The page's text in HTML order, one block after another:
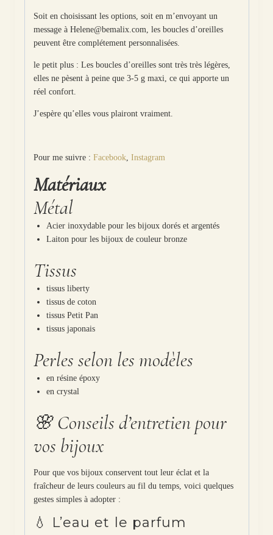
Soit en choisissant les options, soit en m’envoyant un
message à Helene@bemalix.com, les boucles d’oreilles
peuvent être complétement personnalisées.
le petit plus : Les boucles d’oreilles sont très très légères,
elles ne pèsent à peine que 3-5 g maxi, ce qui apporte un
réel confort.
J’espère qu’elles vous plairont vraiment.
Pour me suivre : Facebook, Instagram
Matériaux
Métal
Acier inoxydable pour les bijoux dorés et argentés
Laiton pour les bijoux de couleur bronze
Tissus
tissus liberty
tissus de coton
tissus Petit Pan
tissus japonais
Perles selon les modèles
en résine époxy
en crystal
🌸 Conseils d’entretien pour
vos bijoux
Pour que vos bijoux conservent tout leur éclat et la
fraîcheur de leurs couleurs au fil du temps, voici quelques
gestes simples à adopter :
💧 L’eau et le parfum